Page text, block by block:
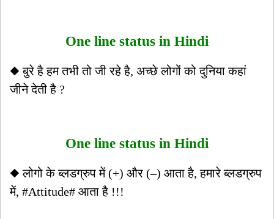
One line status in Hindi
◆ बुरे है हम तभी तो जी रहे है, अच्छे लोगों को दुनिया कहां
जीने देती है ?
One line status in Hindi
◆ लोगो के ब्लडग्रुप में (+) और (–) आता है, हमारे ब्लडग्रुप
में, #Attitude# आता है !!!